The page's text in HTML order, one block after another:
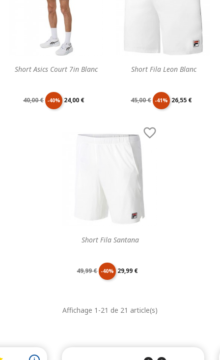
Short Asics Court 7in Blanc
Prix
40,00 € -40% Prix
24,00 €
Short Fila Leon Blanc
Prix
base
45,00 € -41% Prix
26,55 €
Short Fila Santana

Prix
base
49,99 € -40% Prix
29,99 €
Affichage 1-21 de 21 article(s)